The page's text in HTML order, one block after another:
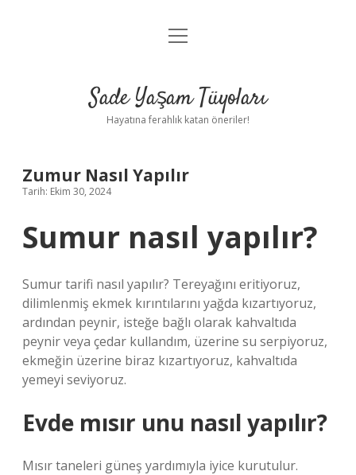
Anasayfa
Yasal Uyarı
menüyü
Sade Yaşam Tüyoları
Hayatına ferahlık katan öneriler!
Zumur Nasıl Yapılır
Tarih: Ekim 30, 2024
Sumur nasıl yapılır?
Sumur tarifi nasıl yapılır? Tereyağını eritiyoruz,
dilimlenmiş ekmek kırıntılarını yağda kızartıyoruz,
ardından peynir, isteğe bağlı olarak kahvaltıda
peynir veya çedar kullandım, üzerine su serpiyoruz,
ekmeğin üzerine biraz kızartıyoruz, kahvaltıda
yemeyi seviyoruz.
Evde mısır unu nasıl yapılır?
Mısır taneleri güneş yardımıyla iyice kurutulur.